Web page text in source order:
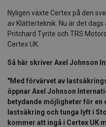
Nyligen växte Certex på den
av Klätterteknik. Nu är det
Pritchard Tyrite och TRS
Certex UK.
Så här skriver Axel Johnson
"Med förvärvet av
öppnar Axel Johnson
betydande möjligheter för
lastsäkring och tunga lyft i
kommer att ingå i Certex UK